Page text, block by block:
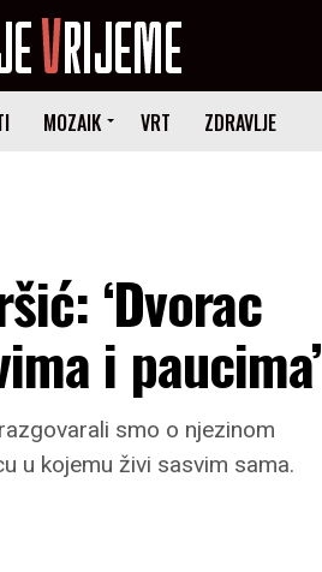
MOZAIK VRT ZDRAVLJE
‘Dvorac
i paucima’
smo o njezinom
u kojemu živi sasvim sama.